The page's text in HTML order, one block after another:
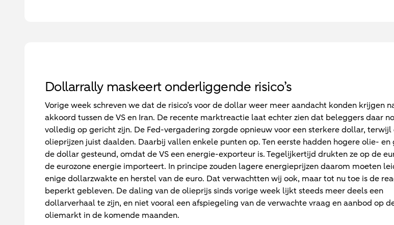
Dollarrally maskeert onderliggende risico’s
Vorige week schreven we dat de risico’s voor de dollar weer meer aandacht konden krijgen
akkoord tussen de VS en Iran. De recente marktreactie laat echter zien dat beleggers daar
volledig op gericht zijn. De Fed-vergadering zorgde opnieuw voor een sterkere dollar, terwijl
olieprijzen juist daalden. Daarbij vallen enkele punten op. Ten eerste hadden hogere olie- en
de dollar gesteund, omdat de VS een energie-exporteur is. Tegelijkertijd drukten ze op de
de eurozone energie importeert. In principe zouden lagere energieprijzen daarom moeten
enige dollarzwakte en herstel van de euro. Dat verwachtten wij ook, maar tot nu toe is de
beperkt gebleven. De daling van de olieprijs sinds vorige week lijkt steeds meer deels een
dollarverhaal te zijn, en niet vooral een afspiegeling van de verwachte vraag en aanbod op
oliemarkt in de komende maanden.